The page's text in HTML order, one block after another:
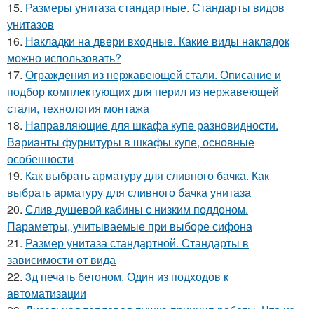
15. Размеры унитаза стандартные. Стандарты видов
унитазов
16. Накладки на двери входные. Какие виды накладок
можно использовать?
17. Ограждения из нержавеющей стали. Описание и
подбор комплектующих для перил из нержавеющей
стали, технология монтажа
18. Направляющие для шкафа купе разновидности.
Варианты фурнитуры в шкафы купе, основные
особенности
19. Как выбрать арматуру для сливного бачка. Как
выбрать арматуру для сливного бачка унитаза
20. Слив душевой кабины с низким поддоном.
Параметры, учитываемые при выборе сифона
21. Размер унитаза стандартной. Стандарты в
зависимости от вида
22. 3д печать бетоном. Один из подходов к
автоматизации